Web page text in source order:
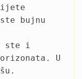
bujnu
ste i
U